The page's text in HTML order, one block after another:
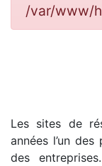
/var/www/
Les sites de
années l’un
des